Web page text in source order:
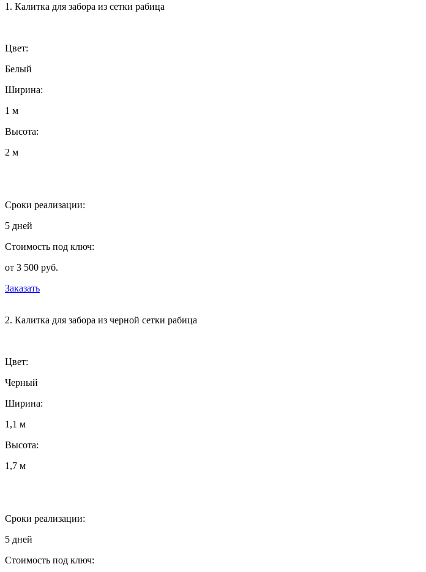
1. Калитка для забора из сетки рабица
Цвет:
Белый
Ширина:
1 м
Высота:
2 м
Сроки реализации:
5 дней
Стоимость под ключ:
от 3 500 руб.
Заказать
2. Калитка для забора из черной сетки рабица
Цвет:
Черный
Ширина:
1,1 м
Высота:
1,7 м
Сроки реализации:
5 дней
Стоимость под ключ: